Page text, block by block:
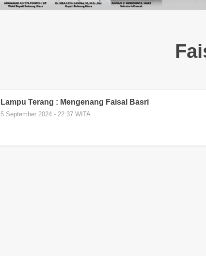
Lampu Terang : Mengenang Faisal Basri
5 September 2024 - 22:37 WITA